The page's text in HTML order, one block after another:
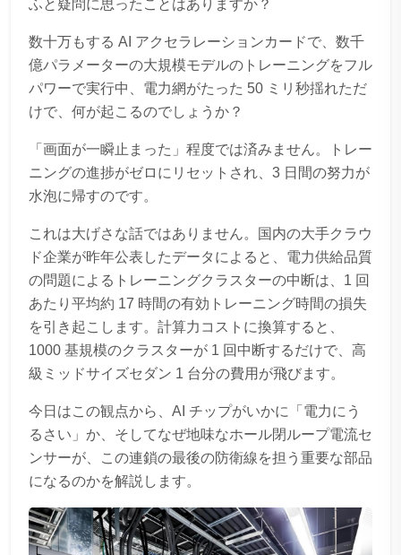
ふと疑問に思ったことはありますか？
数十万もする AI アクセラレーションカードで、数千
億パラメーターの大規模モデルのトレーニングをフル
パワーで実行中、電力網がたった 50 ミリ秒揺れただ
けで、何が起こるのでしょうか？
「画面が一瞬止まった」程度では済みません。トレー
ニングの進捗がゼロにリセットされ、3 日間の努力が
水泡に帰すのです。
これは大げさな話ではありません。国内の大手クラウ
ド企業が昨年公表したデータによると、電力供給品質
の問題によるトレーニングクラスターの中断は、1 回
あたり平均約 17 時間の有効トレーニング時間の損失
を引き起こします。計算力コストに換算すると、
1000 基規模のクラスターが 1 回中断するだけで、高
級ミッドサイズセダン 1 台分の費用が飛びます。
今日はこの観点から、AI チップがいかに「電力にう
るさい」か、そしてなぜ地味なホール閉ループ電流セ
ンサーが、この連鎖の最後の防衛線を担う重要な部品
になるのかを解説します。